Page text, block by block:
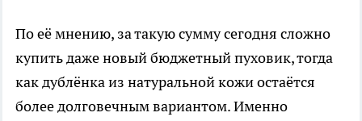
По её мнению, за такую сумму сегодня сложно
купить даже новый бюджетный пуховик, тогда
как дублёнка из натуральной кожи остаётся
более долговечным вариантом. Именно